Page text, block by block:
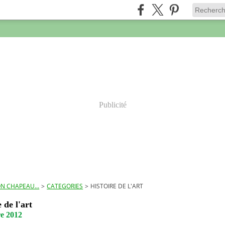
Publicité
CHAPEAU... > CATEGORIES > HISTOIRE DE L'ART
de l'art
2012